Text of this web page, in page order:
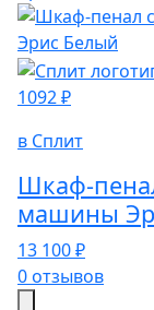
1092 ₽
в Сплит
Шкаф-
машины
13 100 ₽
0 отзывов